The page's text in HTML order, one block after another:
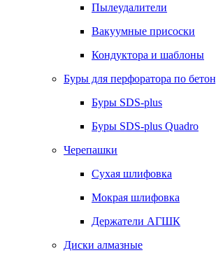
Пылеудалители
Вакуумные присоски
Кондуктора и шаблоны
Буры для перфоратора по
Буры SDS-plus
Буры SDS-plus Quadro
Черепашки
Сухая шлифовка
Мокрая шлифовка
Держатели АГШК
Диски алмазные